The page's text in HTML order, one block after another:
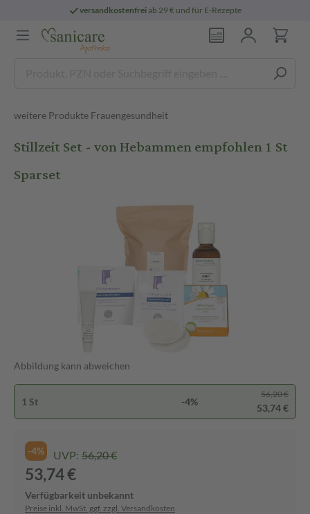
versandkostenfreiab 29 € und für E-Rezepte
weitere Produkte Frauengesundheit
Stillzeit Set - von Hebammen empfohlen 1 St
Sparset
Abbildung kann abweichen
1 St -4%
56,20 €
53,74 €
-4% UVP: 56,20 €
53,74 €
Verfügbarkeit unbekannt
Preise inkl. MwSt. ggf. zzgl. Versandkosten